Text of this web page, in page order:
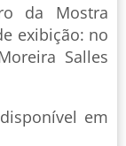
da Mostra
exibição: no
Salles
em